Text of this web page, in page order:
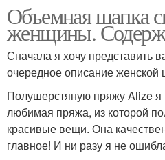
Объемная шапка
женщины.
Сначала я хочу представить
очередное описание женской
Полушерстяную пряжу Alize я
любимая пряжа, из которой
красивые вещи. Она
главное! И ни разу я не